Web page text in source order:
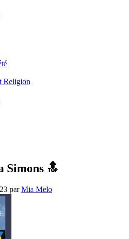
Religion
Simons 🔝
parMia Melo